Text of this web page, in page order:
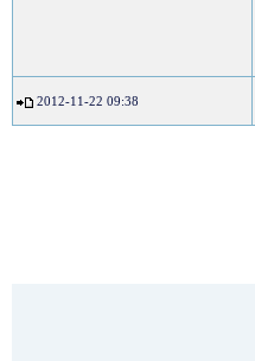
2012-11-22 09:38